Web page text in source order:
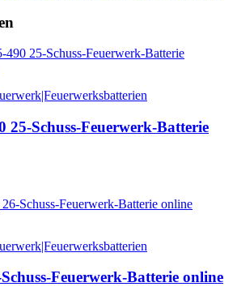
25-Schuss-Feuerwerk-Batterie
Feuerwerk-Batterie online